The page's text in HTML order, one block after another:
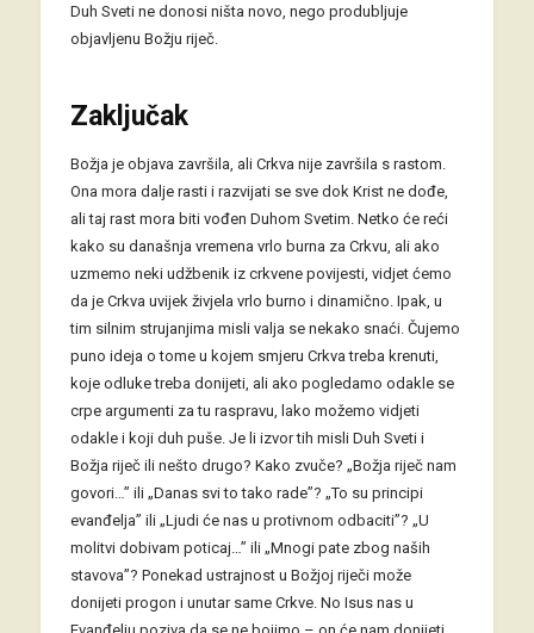
Duh Sveti ne donosi ništa novo, nego produbljuje
objavljenu Božju riječ.
Zaključak
Božja je objava završila, ali Crkva nije završila s rastom.
Ona mora dalje rasti i razvijati se sve dok Krist ne dođe,
ali taj rast mora biti vođen Duhom Svetim. Netko će reći
kako su današnja vremena vrlo burna za Crkvu, ali ako
uzmemo neki udžbenik iz crkvene povijesti, vidjet ćemo
da je Crkva uvijek živjela vrlo burno i dinamično. Ipak, u
tim silnim strujanjima misli valja se nekako snaći. Čujemo
puno ideja o tome u kojem smjeru Crkva treba krenuti,
koje odluke treba donijeti, ali ako pogledamo odakle se
crpe argumenti za tu raspravu, lako možemo vidjeti
odakle i koji duh puše. Je li izvor tih misli Duh Sveti i
Božja riječ ili nešto drugo? Kako zvuče? „Božja riječ nam
govori…” ili „Danas svi to tako rade”? „To su principi
evanđelja” ili „Ljudi će nas u protivnom odbaciti”? „U
molitvi dobivam poticaj…” ili „Mnogi pate zbog naših
stavova”? Ponekad ustrajnost u Božjoj riječi može
donijeti progon i unutar same Crkve. No Isus nas u